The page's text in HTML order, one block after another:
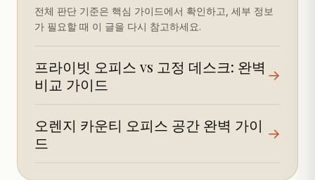
전체 판단 기준은 핵심 가이드에서 확인하고, 세부 정보
가 필요할 때 이 글을 다시 참고하세요.
프라이빗 오피스 vs 고정 데스크: 완벽
비교 가이드
→
오렌지 카운티 오피스 공간 완벽 가이
드
→